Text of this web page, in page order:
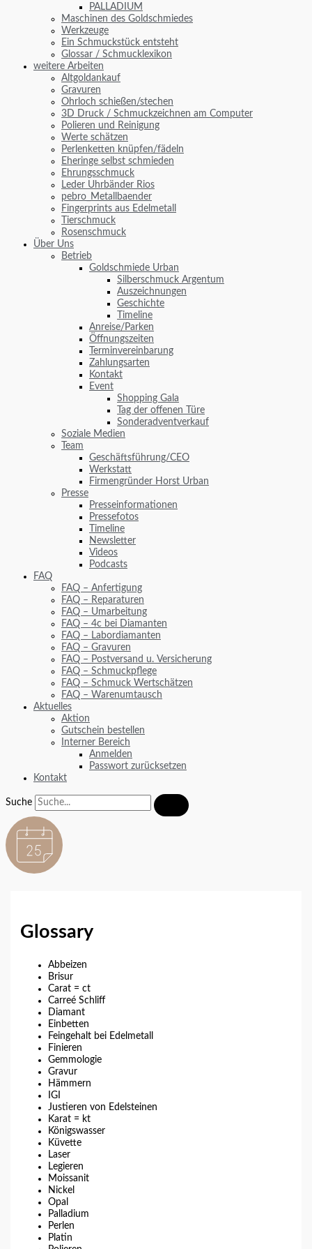
PALLADIUM
Maschinen des Goldschmiedes
Werkzeuge
Ein Schmuckstück entsteht
Glossar / Schmucklexikon
weitere Arbeiten
Altgoldankauf
Gravuren
Ohrloch schießen/stechen
3D Druck / Schmuckzeichnen am Computer
Polieren und Reinigung
Werte schätzen
Perlenketten knüpfen/fädeln
Eheringe selbst schmieden
Ehrungsschmuck
Leder Uhrbänder Rios
pebro_Metallbaender
Fingerprints aus Edelmetall
Tierschmuck
Rosenschmuck
Über Uns
Betrieb
Goldschmiede Urban
Silberschmuck Argentum
Auszeichnungen
Geschichte
Timeline
Anreise/Parken
Öffnungszeiten
Terminvereinbarung
Zahlungsarten
Kontakt
Event
Shopping Gala
Tag der offenen Türe
Sonderadventverkauf
Soziale Medien
Team
Geschäftsführung/CEO
Werkstatt
Firmengründer Horst Urban
Presse
Presseinformationen
Pressefotos
Timeline
Newsletter
Videos
Podcasts
FAQ
FAQ – Anfertigung
FAQ – Reparaturen
FAQ – Umarbeitung
FAQ – 4c bei Diamanten
FAQ – Labordiamanten
FAQ – Gravuren
FAQ – Postversand u. Versicherung
FAQ – Schmuckpflege
FAQ – Schmuck Wertschätzen
FAQ – Warenumtausch
Aktuelles
Aktion
Gutschein bestellen
Interner Bereich
Anmelden
Passwort zurücksetzen
Kontakt
Suche
Glossary
Abbeizen
Brisur
Carat = ct
Carreé Schliff
Diamant
Einbetten
Feingehalt bei Edelmetall
Finieren
Gemmologie
Gravur
Hämmern
IGI
Justieren von Edelsteinen
Karat = kt
Königswasser
Küvette
Laser
Legieren
Moissanit
Nickel
Opal
Palladium
Perlen
Platin